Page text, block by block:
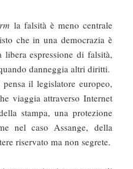
la falsità è meno centrale
che in una democrazia è
libera espressione di falsità,
danneggia altri diritti.
il legislatore europeo,
viaggia attraverso Internet
stampa, una protezione
nel caso Assange, della
riservato ma non segrete.